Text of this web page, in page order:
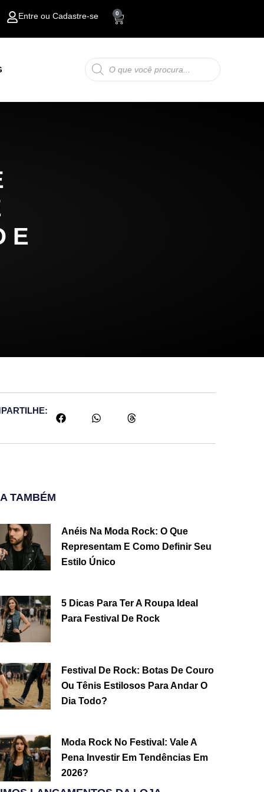
Entre ou Cadastre-se 0
Carrinho
Pesquisar
produtos
E
TAMBÉM
Anéis Na Moda Rock: O Que
Representam E Como Definir Seu
Estilo Único
5 Dicas Para Ter A Roupa Ideal
Para Festival De Rock
Festival De Rock: Botas De Couro
Ou Tênis Estilosos Para Andar O
Dia Todo?
Moda Rock No Festival: Vale A
Pena Investir Em Tendências Em
2026?